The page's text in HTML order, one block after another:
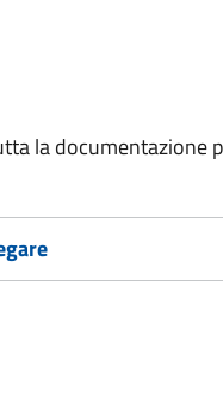
la documentazione